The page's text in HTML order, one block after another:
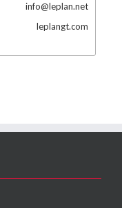
info@leplan.net
leplangt.com